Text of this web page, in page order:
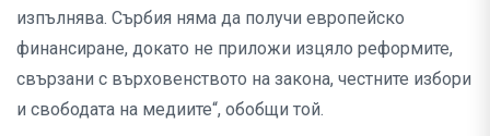
изпълнява. Сърбия няма да получи европейско
финансиране, докато не приложи изцяло реформите,
свързани с върховенството на закона, честните избори
и свободата на медиите“, обобщи той.